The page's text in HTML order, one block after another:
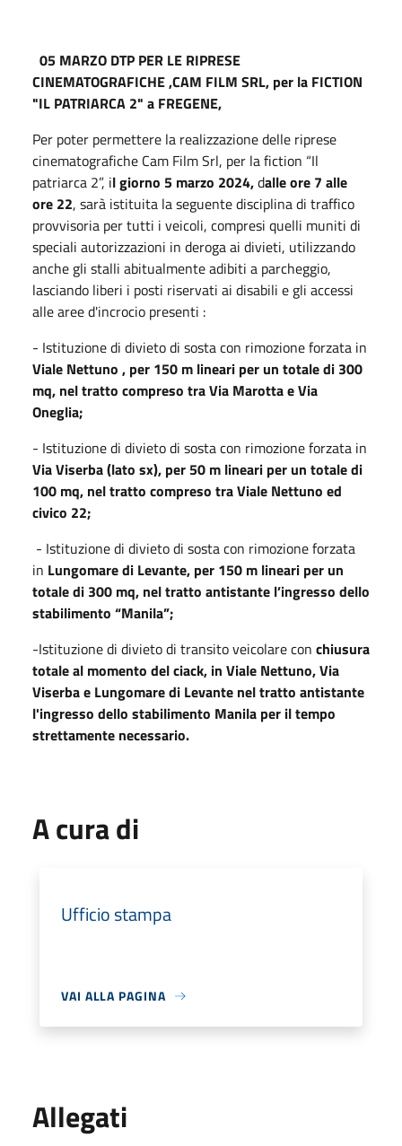
05 MARZO DTP PER LE RIPRESE
CINEMATOGRAFICHE ,CAM FILM SRL, per la FICTION
"IL PATRIARCA 2" a FREGENE,
Per poter permettere la realizzazione delle riprese
cinematografiche Cam Film Srl, per la fiction “Il
patriarca 2”, il giorno 5 marzo 2024,dalle ore 7 alle
ore 22, sarà istituita la seguente disciplina di traffico
provvisoria per tutti i veicoli, compresi quelli muniti di
speciali autorizzazioni in deroga ai divieti, utilizzando
anche gli stalli abitualmente adibiti a parcheggio,
lasciando liberi i posti riservati ai disabili e gli accessi
alle aree d'incrocio presenti :
- Istituzione di divieto di sosta con rimozione forzata in
Viale Nettuno , per 150 m lineari per un totale di 300
mq, nel tratto compreso tra Via Marotta e Via
Oneglia;
- Istituzione di divieto di sosta con rimozione forzata in
Via Viserba (lato sx), per 50 m lineari per un totale di
100 mq, nel tratto compreso tra Viale Nettuno ed
civico 22;
- Istituzione di divieto di sosta con rimozione forzata
in Lungomare di Levante, per 150 m lineari per un
totale di 300 mq, nel tratto antistante l’ingresso dello
stabilimento “Manila”;
-Istituzione di divieto di transito veicolare con chiusura
totale al momento del ciack, in Viale Nettuno, Via
Viserba e Lungomare di Levante nel tratto antistante
l'ingresso dello stabilimento Manila per il tempo
strettamente necessario.
A cura di
Ufficio stampa
VAI ALLA PAGINA
Allegati